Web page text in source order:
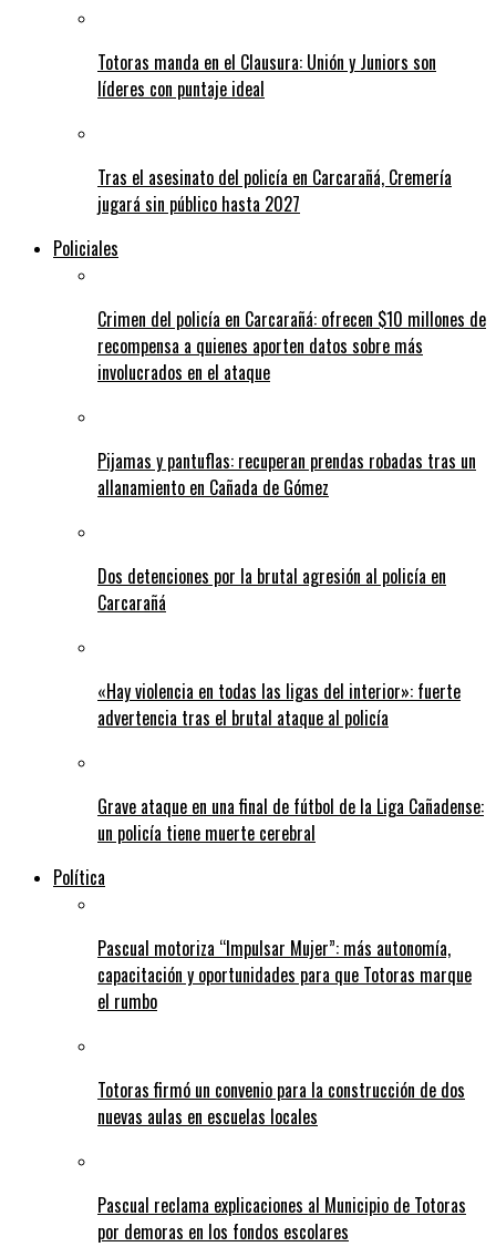
Totoras manda en el Clausura: Unión y Juniors son
líderes con puntaje ideal
Tras el asesinato del policía en Carcarañá, Cremería
jugará sin público hasta 2027
Policiales
Crimen del policía en Carcarañá: ofrecen $10 millones de
recompensa a quienes aporten datos sobre más
involucrados en el ataque
Pijamas y pantuflas: recuperan prendas robadas tras un
allanamiento en Cañada de Gómez
Dos detenciones por la brutal agresión al policía en
Carcarañá
«Hay violencia en todas las ligas del interior»: fuerte
advertencia tras el brutal ataque al policía
Grave ataque en una final de fútbol de la Liga Cañadense:
un policía tiene muerte cerebral
Política
Pascual motoriza “Impulsar Mujer”: más autonomía,
capacitación y oportunidades para que Totoras marque
el rumbo
Totoras firmó un convenio para la construcción de dos
nuevas aulas en escuelas locales
Pascual reclama explicaciones al Municipio de Totoras
por demoras en los fondos escolares